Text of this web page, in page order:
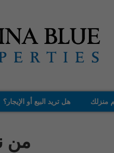
هل تريد البيع أو الإيجار؟ منزلك
من